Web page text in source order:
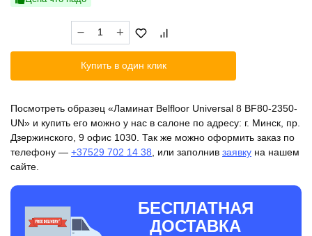
Количество
товара
Belfloor
BF80-
2350-
UN
Купить в один клик
Посмотреть образец «Ламинат Belfloor Universal 8 BF80-2350-
UN» и купить его можно у нас в салоне по адресу: г. Минск, пр.
Дзержинского, 9 офис 1030. Так же можно оформить заказ по
телефону — +37529 702 14 38 , или заполнив заявку на нашем
сайте.
БЕСПЛАТНАЯ
ДОСТАВКА